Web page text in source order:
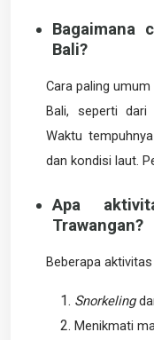
Bagaimana
Bali?
Cara paling
Bali, seperti dari
Waktu
dan kondisi laut.
Apa
Trawangan?
Beberapa
Snorkeling
Menikmati